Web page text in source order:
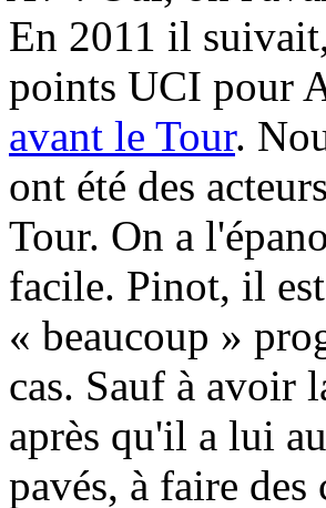
En 2011 il
points UCI pour
avant le Tour.
ont été des
Tour. On a
facile. Pinot, il
« beaucoup »
cas. Sauf à avoir
après qu'il a lui
pavés, à faire